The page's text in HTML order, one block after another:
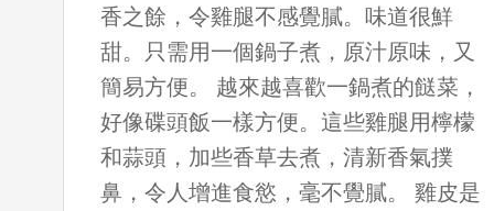
香之餘，令雞腿不感覺膩。味道很鮮
甜。只需用一個鍋子煮，原汁原味，又
簡易方便。 越來越喜歡一鍋煮的餸菜，
好像碟頭飯一樣方便。這些雞腿用檸檬
和蒜頭，加些香草去煮，清新香氣撲
鼻，令人增進食慾，毫不覺膩。 雞皮是